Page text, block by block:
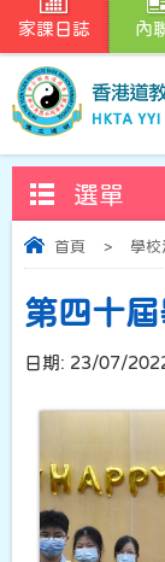
家課日誌 內
選單
首頁 > 學校
第四十
日期: 23/07/